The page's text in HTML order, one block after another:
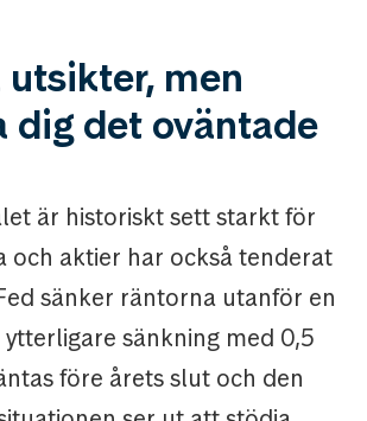
men
dig det oväntade
är historiskt sett starkt för
och aktier har också tenderat
sänker räntorna utanför en
ytterligare sänkning med 0,5
före årets slut och den